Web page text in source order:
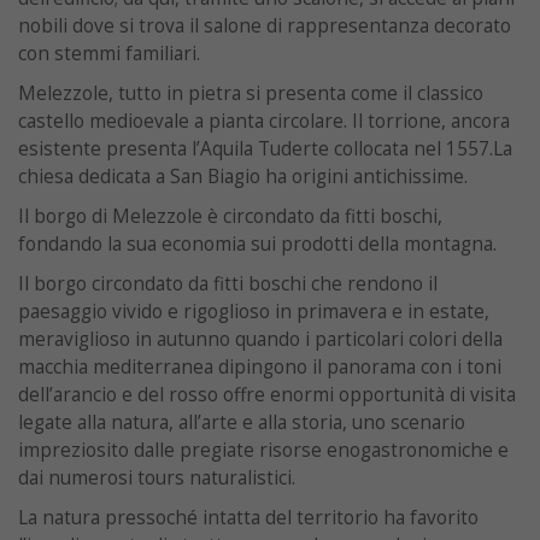
nobili dove si trova il salone di rappresentanza decorato
con stemmi familiari.
Melezzole, tutto in pietra si presenta come il classico
castello medioevale a pianta circolare. Il torrione, ancora
esistente presenta l’Aquila Tuderte collocata nel 1557.La
chiesa dedicata a San Biagio ha origini antichissime.
Il borgo di Melezzole è circondato da fitti boschi,
fondando la sua economia sui prodotti della montagna.
Il borgo circondato da fitti boschi che rendono il
paesaggio vivido e rigoglioso in primavera e in estate,
meraviglioso in autunno quando i particolari colori della
macchia mediterranea dipingono il panorama con i toni
dell’arancio e del rosso offre enormi opportunità di visita
legate alla natura, all’arte e alla storia, uno scenario
impreziosito dalle pregiate risorse enogastronomiche e
dai numerosi tours naturalistici.
La natura pressoché intatta del territorio ha favorito